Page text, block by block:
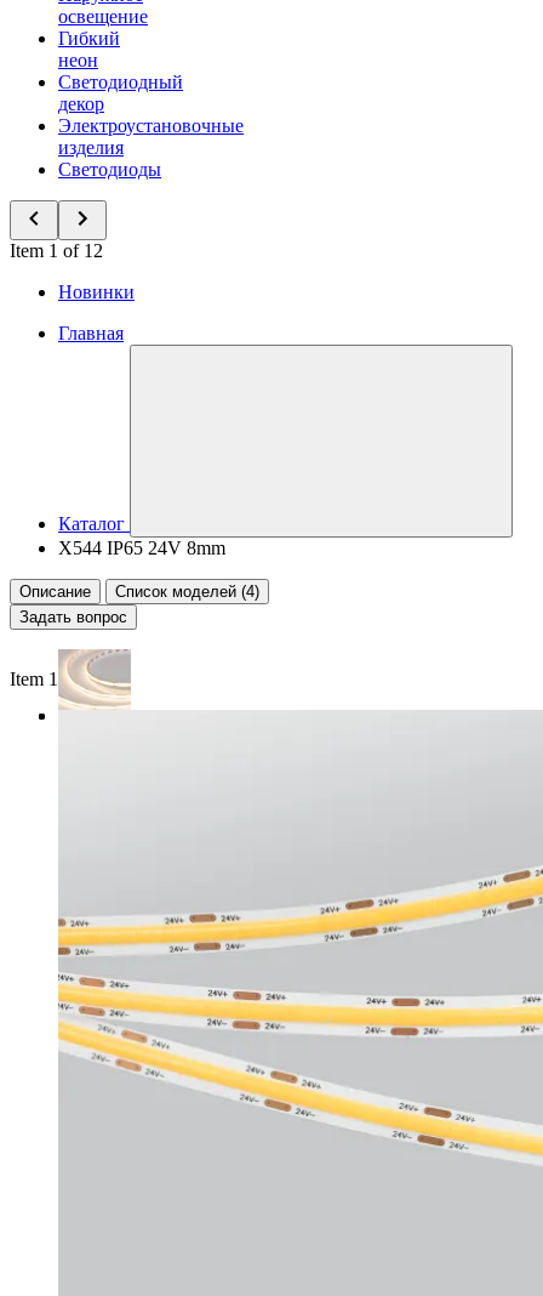
освещение
Гибкий
неон
Светодиодный
декор
Электроустановочные
изделия
Светодиоды
Item 1 of 12
Новинки
Главная
Каталог
X544 IP65 24V 8mm
Описание
Список моделей (4)
Задать вопрос
Item 1 of 3